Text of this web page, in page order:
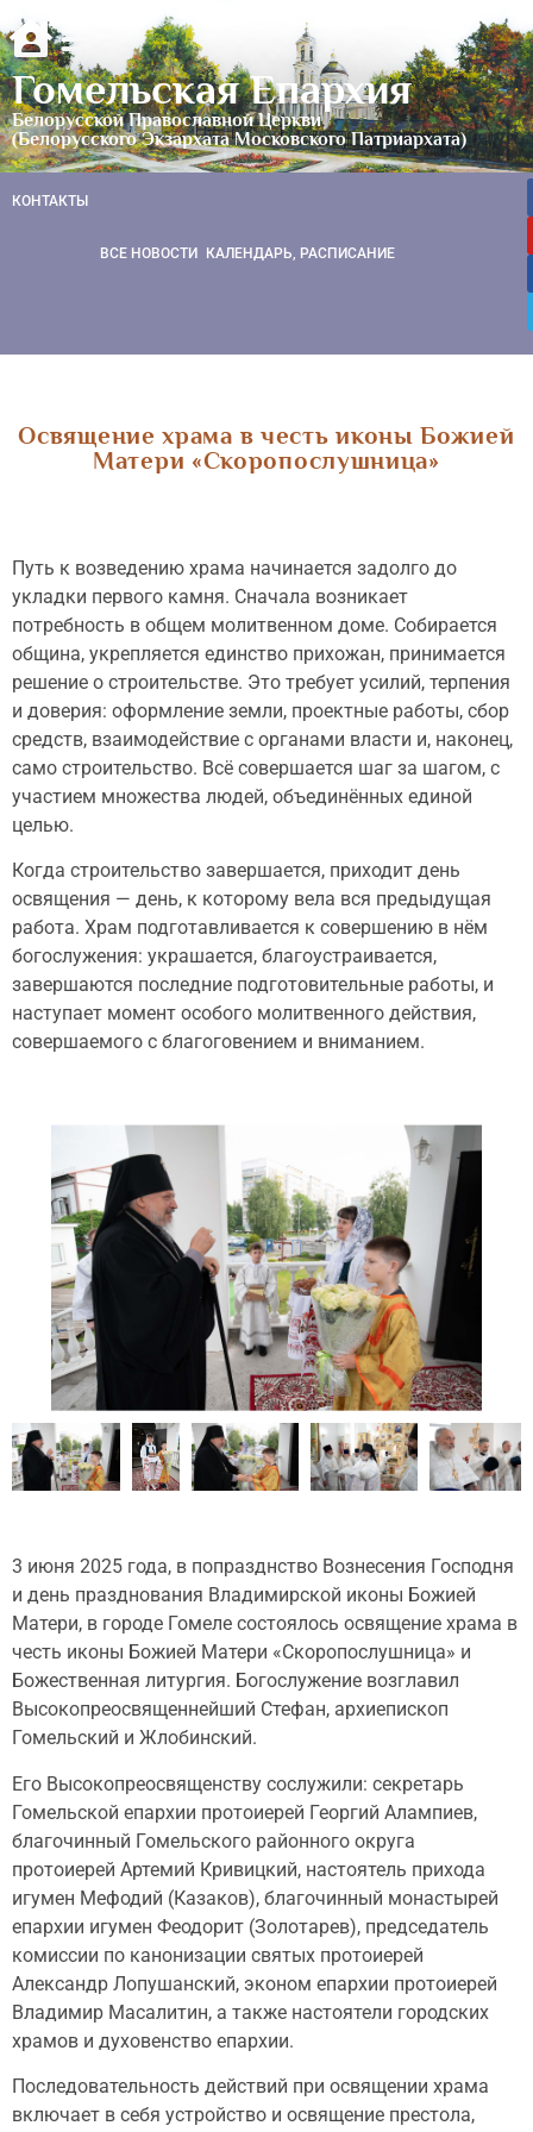
Гомельская Епархия
Белорусской Православной Церкви
(Белорусского Экзархата Московского Патриархата)
КОНТАКТЫ
ВСЕ НОВОСТИ КАЛЕНДАРЬ, РАСПИСАНИЕ
Освящение храма в честь иконы Божией
Матери «Скоропослушница»
Путь к возведению храма начинается задолго до
укладки первого камня. Сначала возникает
потребность в общем молитвенном доме. Собирается
община, укрепляется единство прихожан, принимается
решение о строительстве. Это требует усилий, терпения
и доверия: оформление земли, проектные работы, сбор
средств, взаимодействие с органами власти и, наконец,
само строительство. Всё совершается шаг за шагом, с
участием множества людей, объединённых единой
целью.
Когда строительство завершается, приходит день
освящения — день, к которому вела вся предыдущая
работа. Храм подготавливается к совершению в нём
богослужения: украшается, благоустраивается,
завершаются последние подготовительные работы, и
наступает момент особого молитвенного действия,
совершаемого с благоговением и вниманием.
3 июня 2025 года, в попразднство Вознесения Господня
и день празднования Владимирской иконы Божией
Матери, в городе Гомеле состоялось освящение храма в
честь иконы Божией Матери «Скоропослушница» и
Божественная литургия. Богослужение возглавил
Высокопреосвященнейший Стефан, архиепископ
Гомельский и Жлобинский.
Его Высокопреосвященству сослужили: секретарь
Гомельской епархии протоиерей Георгий Алампиев,
благочинный Гомельского районного округа
протоиерей Артемий Кривицкий, настоятель прихода
игумен Мефодий (Казаков), благочинный монастырей
епархии игумен Феодорит (Золотарев), председатель
комиссии по канонизации святых протоиерей
Александр Лопушанский, эконом епархии протоиерей
Владимир Масалитин, а также настоятели городских
храмов и духовенство епархии.
Последовательность действий при освящении храма
включает в себя устройство и освящение престола,